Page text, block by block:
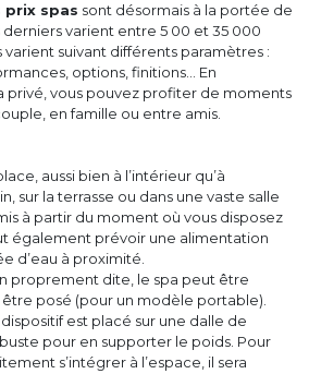
prix spas sont désormais à la portée de
varient entre 5 00 et 35 000
varient suivant différents paramètres :
options, finitions… En
privé, vous pouvez profiter de moments
en famille ou entre amis.
aussi bien à l’intérieur qu’à
sur la terrasse ou dans une vaste salle
à partir du moment où vous disposez
également prévoir une alimentation
d’eau à proximité.
proprement dite, le spa peut être
posé (pour un modèle portable).
est placé sur une dalle de
pour en supporter le poids. Pour
s’intégrer à l’espace, il sera